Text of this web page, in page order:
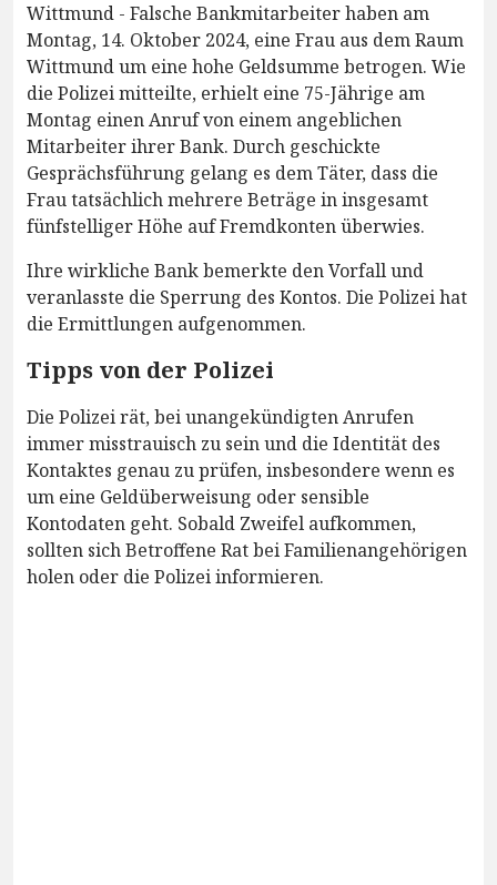
Wittmund - Falsche Bankmitarbeiter haben am
Montag, 14. Oktober 2024, eine Frau aus dem Raum
Wittmund um eine hohe Geldsumme betrogen. Wie
die Polizei mitteilte, erhielt eine 75-Jährige am
Montag einen Anruf von einem angeblichen
Mitarbeiter ihrer Bank. Durch geschickte
Gesprächsführung gelang es dem Täter, dass die
Frau tatsächlich mehrere Beträge in insgesamt
fünfstelliger Höhe auf Fremdkonten überwies.
Ihre wirkliche Bank bemerkte den Vorfall und
veranlasste die Sperrung des Kontos. Die Polizei hat
die Ermittlungen aufgenommen.
Tipps von der Polizei
Die Polizei rät, bei unangekündigten Anrufen
immer misstrauisch zu sein und die Identität des
Kontaktes genau zu prüfen, insbesondere wenn es
um eine Geldüberweisung oder sensible
Kontodaten geht. Sobald Zweifel aufkommen,
sollten sich Betroffene Rat bei Familienangehörigen
holen oder die Polizei informieren.